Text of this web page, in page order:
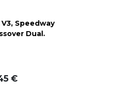
Speedway
Dual.
€